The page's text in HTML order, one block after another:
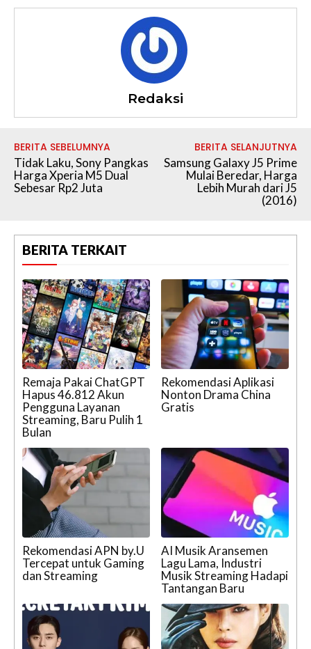
Redaksi
BERITA SEBELUMNYA
Tidak Laku, Sony Pangkas
Harga Xperia M5 Dual
Sebesar Rp2 Juta
BERITA SELANJUTNYA
Samsung Galaxy J5 Prime
Mulai Beredar, Harga
Lebih Murah dari J5
(2016)
BERITA TERKAIT
Remaja Pakai ChatGPT
Hapus 46.812 Akun
Pengguna Layanan
Streaming, Baru Pulih 1
Bulan
Rekomendasi Aplikasi
Nonton Drama China
Gratis
Rekomendasi APN by.U
Tercepat untuk Gaming
dan Streaming
AI Musik Aransemen
Lagu Lama, Industri
Musik Streaming Hadapi
Tantangan Baru